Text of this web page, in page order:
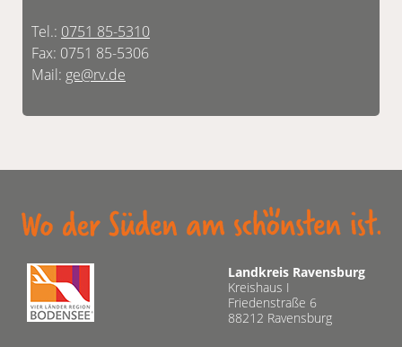
Tel.: 0751 85-5310
Fax: 0751 85-5306
Mail: ge@rv.de
Landkreis Ravensburg
Kreishaus I
Friedenstraße 6
88212 Ravensburg